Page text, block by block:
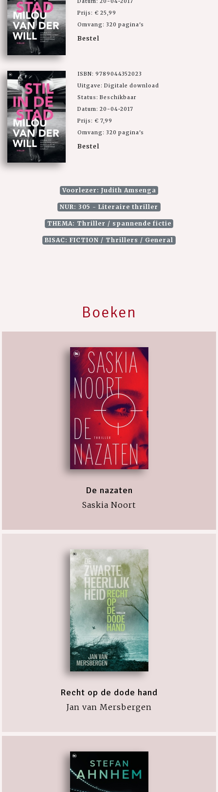
Datum: 20-04-2017
Prijs: € 25,99
Omvang: 320 pagina's
Bestel
ISBN: 9789044352023
Uitgave: Digitale download
Status: Beschikbaar
Datum: 20-04-2017
Prijs: € 7,99
Omvang: 320 pagina's
Bestel
Voorlezer: Judith Amsenga
NUR: 305 - Literaire thriller
THEMA: Thriller / spannende fictie
BISAC: FICTION / Thrillers / General
Boeken
De nazaten
Saskia Noort
Recht op de dode hand
Jan van Mersbergen